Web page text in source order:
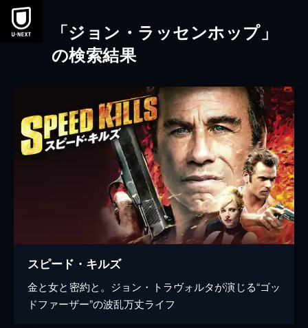
本文へスキップ
「ジョン・ラッセンホップ」
の検索結果
スピード・キルズ
金と女と密約と。ジョン・トラヴォルタが演じる“ゴッ
ドファーザー”の波乱万丈ライフ